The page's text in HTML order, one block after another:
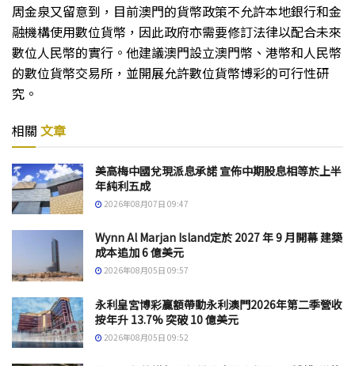
周金泉又留意到，目前澳門的貨幣政策不允許本地銀行和金
融機構使用數位貨幣，因此政府亦需要修訂法律以配合未來
數位人民幣的實行。他建議澳門設立澳門幣、港幣和人民幣
的數位貨幣交易所，並開展允許數位貨幣博彩的可行性研
究。
相關 文章
美高梅中國兌現派息承諾 宣佈中期股息相等於上半
年純利五成
2026年08月07日 09:47
Wynn Al Marjan Island定於 2027 年 9 月開幕 建築
成本追加 6 億美元
2026年08月05日 09:57
永利皇宮博彩贏額帶動永利澳門2026年第二季營收
按年升 13.7% 突破 10 億美元
2026年08月05日 09:52